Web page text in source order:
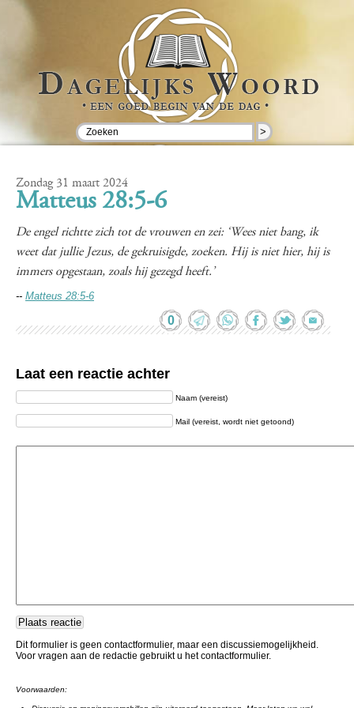
>
Zondag 31 maart 2024
Matteus 28:5-6
De engel richtte zich tot de vrouwen en zei: ‘Wees niet bang, ik
weet dat jullie Jezus, de gekruisigde, zoeken. Hij is niet hier, hij is
immers opgestaan, zoals hij gezegd heeft.’
-- Matteus 28:5-6
0
Laat een reactie achter
Naam (vereist)
Mail (vereist, wordt niet getoond)
Dit formulier is geen contactformulier, maar een discussiemogelijkheid.
Voor vragen aan de redactie gebruikt u het contactformulier.
Voorwaarden: